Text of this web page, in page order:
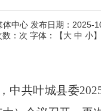
体中心 发布日期：2025-
数： 次 字体：【大 中 小】
中共叶城县委